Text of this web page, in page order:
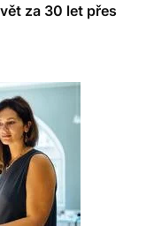
za 30 let přes